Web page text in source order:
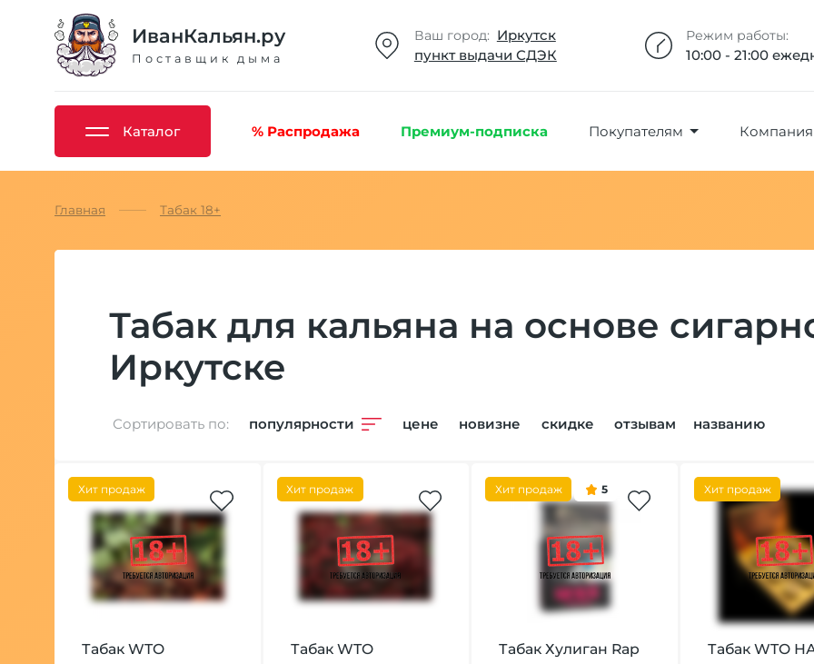
ИванКальян.ру
Поставщик дыма
Ваш город: Иркутск
пункт выдачи СДЭК
Режим работы:
10:00 - 21:00
Каталог % Распродажа Премиум-подписка Покупателям Компания
Товар добавлен в избранное
Добавлено максимальное кол-во товара
Главная Табак 18+
Табак для кальяна на основе
Иркутске
Сортировать по: популярности цене новизне скидке отзывам названию
Хит продаж
Табак WTO
Хит продаж
Табак WTO
Хит продаж 5
Табак Хулиган Rap
Хит продаж
Табак WTO